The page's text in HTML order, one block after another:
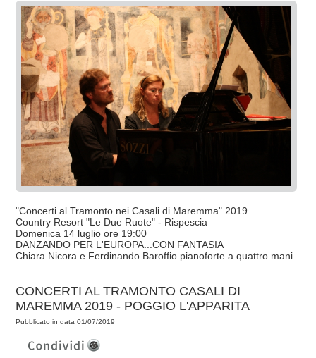
"Concerti al Tramonto nei Casali di Maremma" 2019
Country Resort "Le Due Ruote" - Rispescia
Domenica 14 luglio ore 19:00
DANZANDO PER L'EUROPA...CON FANTASIA
Chiara Nicora e Ferdinando Baroffio pianoforte a quattro mani
CONCERTI AL TRAMONTO CASALI DI
MAREMMA 2019 - POGGIO L'APPARITA
Pubblicato in data 01/07/2019